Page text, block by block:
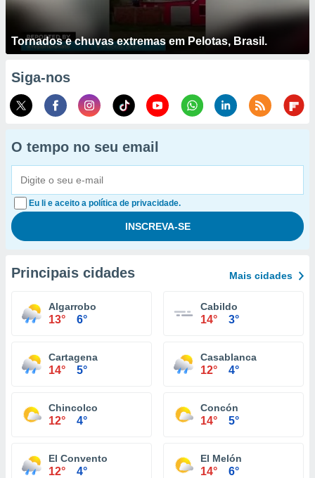
Tornados e chuvas extremas em Pelotas, Brasil.
Siga-nos
O tempo no seu email
Eu li e aceito a política de privacidade.
Principais cidades Mais cidades
Algarrobo
13° 6°
Cabildo
14° 3°
Cartagena
14° 5°
Casablanca
12° 4°
Chincolco
12° 4°
Concón
14° 5°
El Convento
12° 4°
El Melón
14° 6°